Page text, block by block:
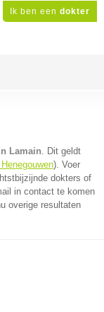
Ik ben een dokter
Lamain. Dit geldt
). Voer
dokters of
in contact te komen
overige resultaten